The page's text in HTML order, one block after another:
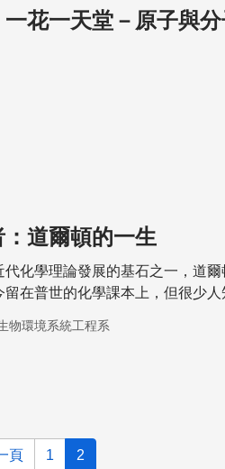
花一天堂－原子與
道爾頓的一生
代化學理論發展的基石之一，道
在普世的化學課本上，但很少
物環境系統工程系
頁 1 2